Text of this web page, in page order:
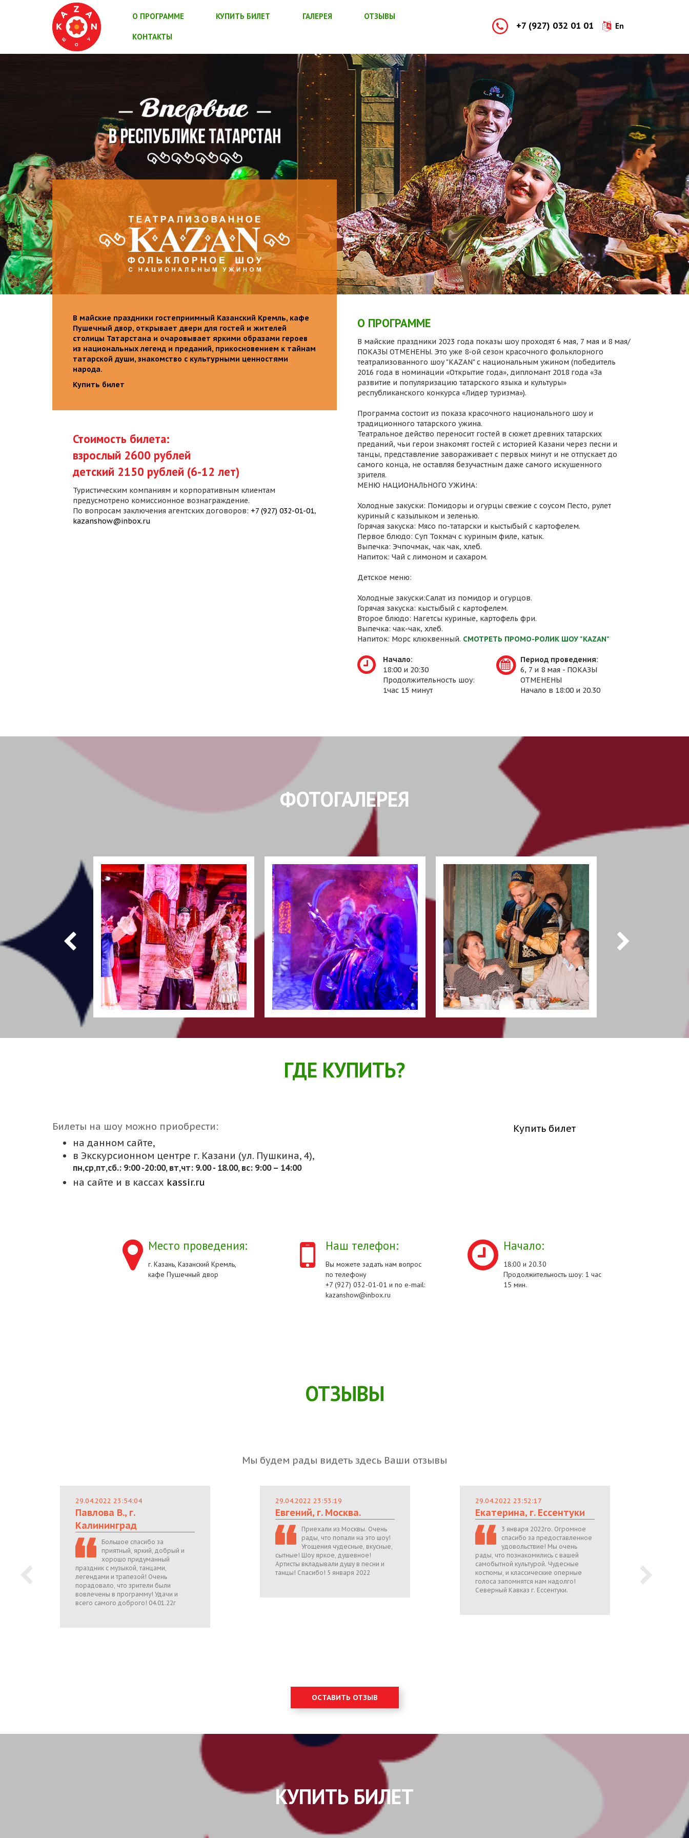
О ПРОГРАММЕ КУПИТЬ БИЛЕТ ГАЛЕРЕЯ ОТЗЫВЫ
КОНТАКТЫ
+7 (927) 032 01 01 En
В майские праздники гостеприимный Казанский Кремль, кафе
Пушечный двор, открывает двери для гостей и жителей
столицы Татарстана и очаровывает яркими образами героев
из национальных легенд и преданий, прикосновением к тайнам
татарской души, знакомство с культурными ценностями
народа.
Купить билет
Стоимость билета:
взрослый 2600 рублей
детский 2150 рублей (6-12 лет)
Туристическим компаниям и корпоративным клиентам
предусмотрено комиссионное вознаграждение.
По вопросам заключения агентских договоров: +7 (927) 032-01-01,
kazanshow@inbox.ru
О ПРОГРАММЕ
В майские праздники 2023 года показы шоу проходят 6 мая, 7 мая и 8 мая/
ПОКАЗЫ ОТМЕНЕНЫ. Это уже 8-ой сезон красочного фольклорного
театрализованного шоу "KAZAN" с национальным ужином (победитель
2016 года в номинации «Открытие года», дипломант 2018 года «За
развитие и популяризацию татарского языка и культуры»
республиканского конкурса «Лидер туризма»).
Программа состоит из показа красочного национального шоу и
традиционного татарского ужина.
Театральное действо переносит гостей в сюжет древних татарских
преданий, чьи герои знакомят гостей с историей Казани через песни и
танцы, представление завораживает с первых минут и не отпускает до
самого конца, не оставляя безучастным даже самого искушенного
зрителя.
МЕНЮ НАЦИОНАЛЬНОГО УЖИНА:
Холодные закуски: Помидоры и огурцы свежие с соусом Песто, рулет
куриный с казылыком и зеленью.
Горячая закуска: Мясо по-татарски и кыстыбый с картофелем.
Первое блюдо: Суп Токмач с куриным филе, катык.
Выпечка: Эчпочмак, чак чак, хлеб.
Напиток: Чай с лимоном и сахаром.
Детское меню:
Холодные закуски:Салат из помидор и огурцов.
Горячая закуска: кыстыбый с картофелем.
Второе блюдо: Нагетсы куриные, картофель фри.
Выпечка: чак-чак, хлеб.
Напиток: Морс клюквенный. СМОТРЕТЬ ПРОМО-РОЛИК ШОУ "KAZAN"
Начало:
18:00 и 20:30
Продолжительность шоу:
1час 15 минут
Период проведения:
6, 7 и 8 мая - ПОКАЗЫ
ОТМЕНЕНЫ
Начало в 18:00 и 20.30
ФОТОГАЛЕРЕЯ
ГДЕ КУПИТЬ?
Билеты на шоу можно приобрести:
на данном сайте,
в Экскурсионном центре г. Казани (ул. Пушкина, 4),
пн,cр,пт,сб.: 9:00 -20:00, вт,чт: 9.00 - 18.00, вс: 9:00 – 14:00
на сайте и в кассах kassir.ru
Купить билет
Место проведения:
г. Казань, Казанский Кремль,
кафе Пушечный двор
Наш телефон:
Вы можете задать нам вопрос
по телефону
+7 (927) 032-01-01 и по e-mail:
kazanshow@inbox.ru
Начало:
18:00 и 20.30
Продолжительность шоу: 1 час
15 мин.
ОТЗЫВЫ
Мы будем рады видеть здесь Ваши отзывы
29.04.2022 23:54:04
Павлова В., г.
Калининград
Большое спасибо за
приятный, яркий, добрый и
хорошо придуманный
праздник с музыкой, танцами,
легендами и трапезой! Очень
порадовало, что зрители были
вовлечены в программу! Удачи и
всего самого доброго! 04.01.22г
29.04.2022 23:53:19
Евгений, г. Москва.
Приехали из Москвы. Очень
рады, что попали на это шоу!
Угощения чудесные, вкусные,
сытные! Шоу яркое, душевное!
Артисты вкладывали душу в песни и
танцы! Спасибо! 5 января 2022
29.04.2022 23:52:17
Екатерина, г. Ессентуки
3 января 2022го. Огромное
спасибо за предоставленное
удовольствие! Мы очень
рады, что познакомились с вашей
самобытной культурой. Чудесные
костюмы, и классические оперные
голоса запомнятся нам надолго!
Северный Кавказ г. Ессентуки.
ОСТАВИТЬ ОТЗЫВ
КУПИТЬ БИЛЕТ